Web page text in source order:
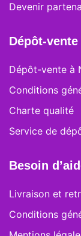
Devenir
Dépôt-
Dépôt-vente à
Conditions
Charte qualité
Service de
Besoin
Livraison et
Conditions